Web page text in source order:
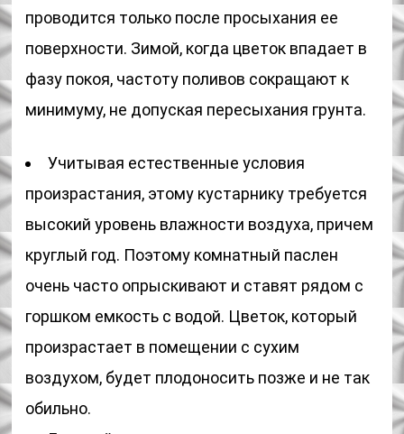
проводится только после просыхания ее
поверхности. Зимой, когда цветок впадает в
фазу покоя, частоту поливов сокращают к
минимуму, не допуская пересыхания грунта.
Учитывая естественные условия
произрастания, этому кустарнику требуется
высокий уровень влажности воздуха, причем
круглый год. Поэтому комнатный паслен
очень часто опрыскивают и ставят рядом с
горшком емкость с водой. Цветок, который
произрастает в помещении с сухим
воздухом, будет плодоносить позже и не так
обильно.